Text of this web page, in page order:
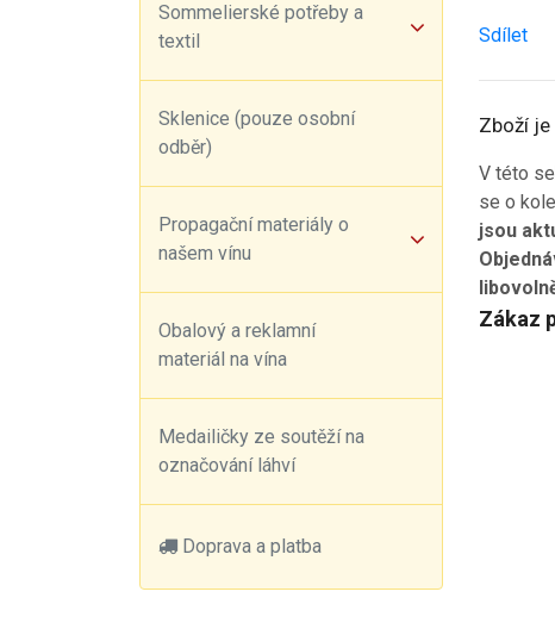
Sommelierské potřeby a
textil
Sklenice (pouze osobní
odběr)
Propagační materiály o
našem vínu
Obalový a reklamní
materiál na vína
Medailičky ze soutěží na
označování láhví
Doprava a platba
Sdílet
Zboží
V této
se o
jsou
Zákaz